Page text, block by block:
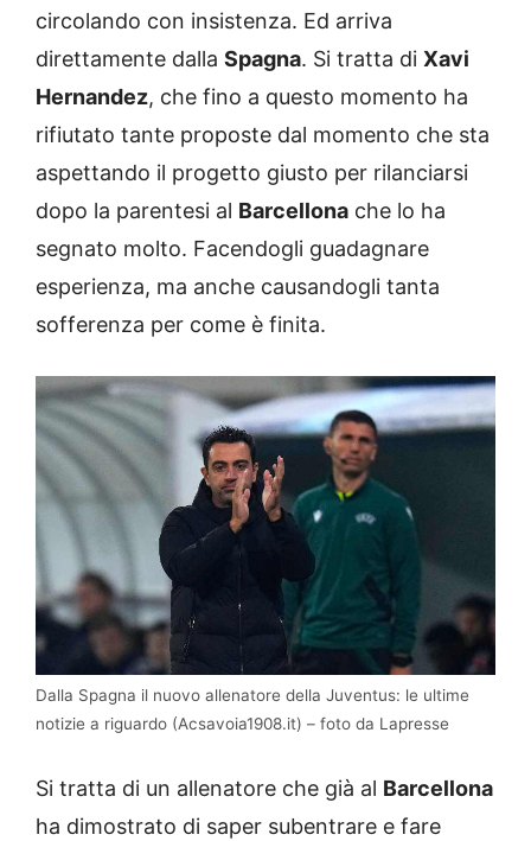
circolando con insistenza. Ed arriva
direttamente dalla Spagna. Si tratta di Xavi
Hernandez, che fino a questo momento ha
rifiutato tante proposte dal momento che sta
aspettando il progetto giusto per rilanciarsi
dopo la parentesi al Barcellona che lo ha
segnato molto. Facendogli guadagnare
esperienza, ma anche causandogli tanta
sofferenza per come è finita.
Dalla Spagna il nuovo allenatore della Juventus: le ultime
notizie a riguardo (Acsavoia1908.it) – foto da Lapresse
Si tratta di un allenatore che già al Barcellona
ha dimostrato di saper subentrare e fare